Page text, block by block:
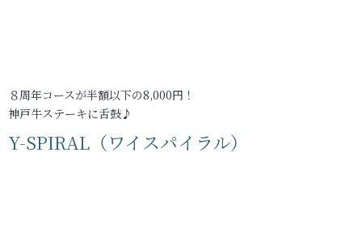
８周年コースが半額以下の8,000円！
神戸牛ステーキに舌鼓♪
Y-SPIRAL（ワイスパイラル）